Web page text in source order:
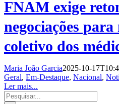
FNAM exige
negociações
coletivo dos
Maria João Garcia2025-10-
Geral, Em-Destaque, Nacional,
Ler mais...
Pesquisar